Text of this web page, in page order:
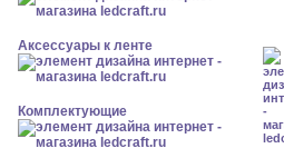
Аксессуары к ленте
Комплектующие